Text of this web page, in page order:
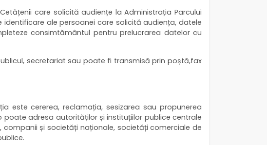
care solicită audiențe la Administrația Parcului
ale persoanei care solicită audiența, datele
consimtământul pentru prelucrarea datelor cu
secretariat sau poate fi transmisă prin poștă,fax
este cererea, reclamația, sesizarea sau propunerea
adresa autorităților și instituțiilor publice centrale
companii și societăți naționale, societăți comerciale de